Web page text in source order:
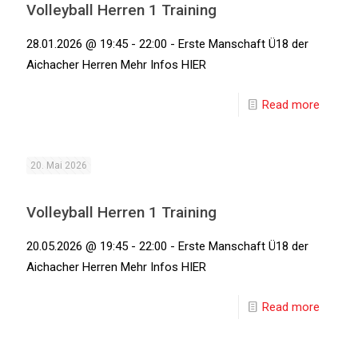
Volleyball Herren 1 Training
28.01.2026 @ 19:45 - 22:00 - Erste Manschaft Ü18 der
Aichacher Herren Mehr Infos HIER
Read more
20. Mai 2026
Volleyball Herren 1 Training
20.05.2026 @ 19:45 - 22:00 - Erste Manschaft Ü18 der
Aichacher Herren Mehr Infos HIER
Read more